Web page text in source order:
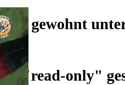
wie gewohnt
"read-only"